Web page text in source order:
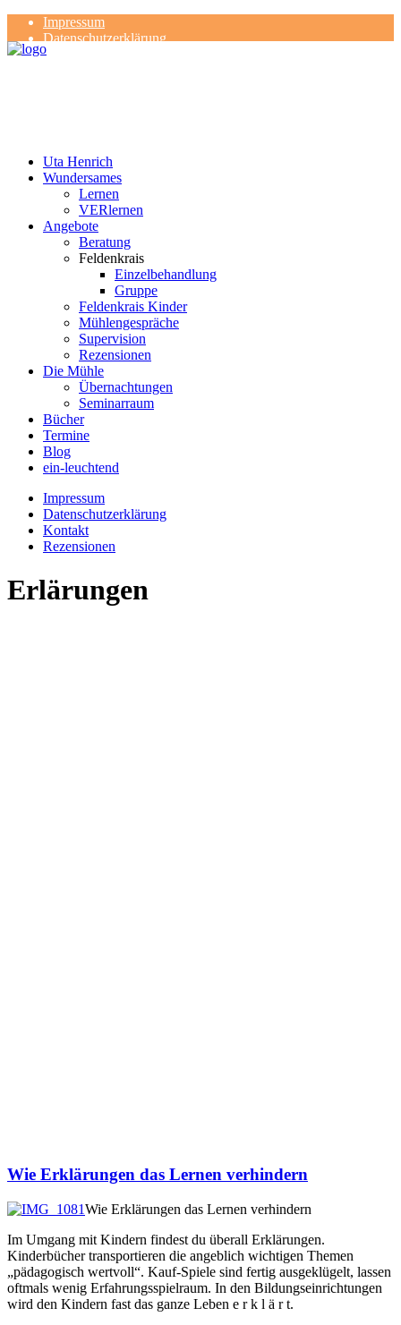
Impressum
Datenschutzerklärung
Kontakt
Uta Henrich
Wundersames
Lernen
VERlernen
Angebote
Beratung
Feldenkrais
Einzelbehandlung
Gruppe
Feldenkrais Kinder
Mühlengespräche
Supervision
Rezensionen
Die Mühle
Übernachtungen
Seminarraum
Bücher
Termine
Blog
ein-leuchtend
Impressum
Datenschutzerklärung
Kontakt
Rezensionen
Erlärungen
Wie Erklärungen das Lernen verhindern
Wie Erklärungen das Lernen verhindern
Im Umgang mit Kindern findest du überall Erklärungen.
Kinderbücher transportieren die angeblich wichtigen Themen
„pädagogisch wertvoll“. Kauf-Spiele sind fertig ausgeklügelt, lassen
oftmals wenig Erfahrungsspielraum. In den Bildungseinrichtungen
wird den Kindern fast das ganze Leben e r k l ä r t.